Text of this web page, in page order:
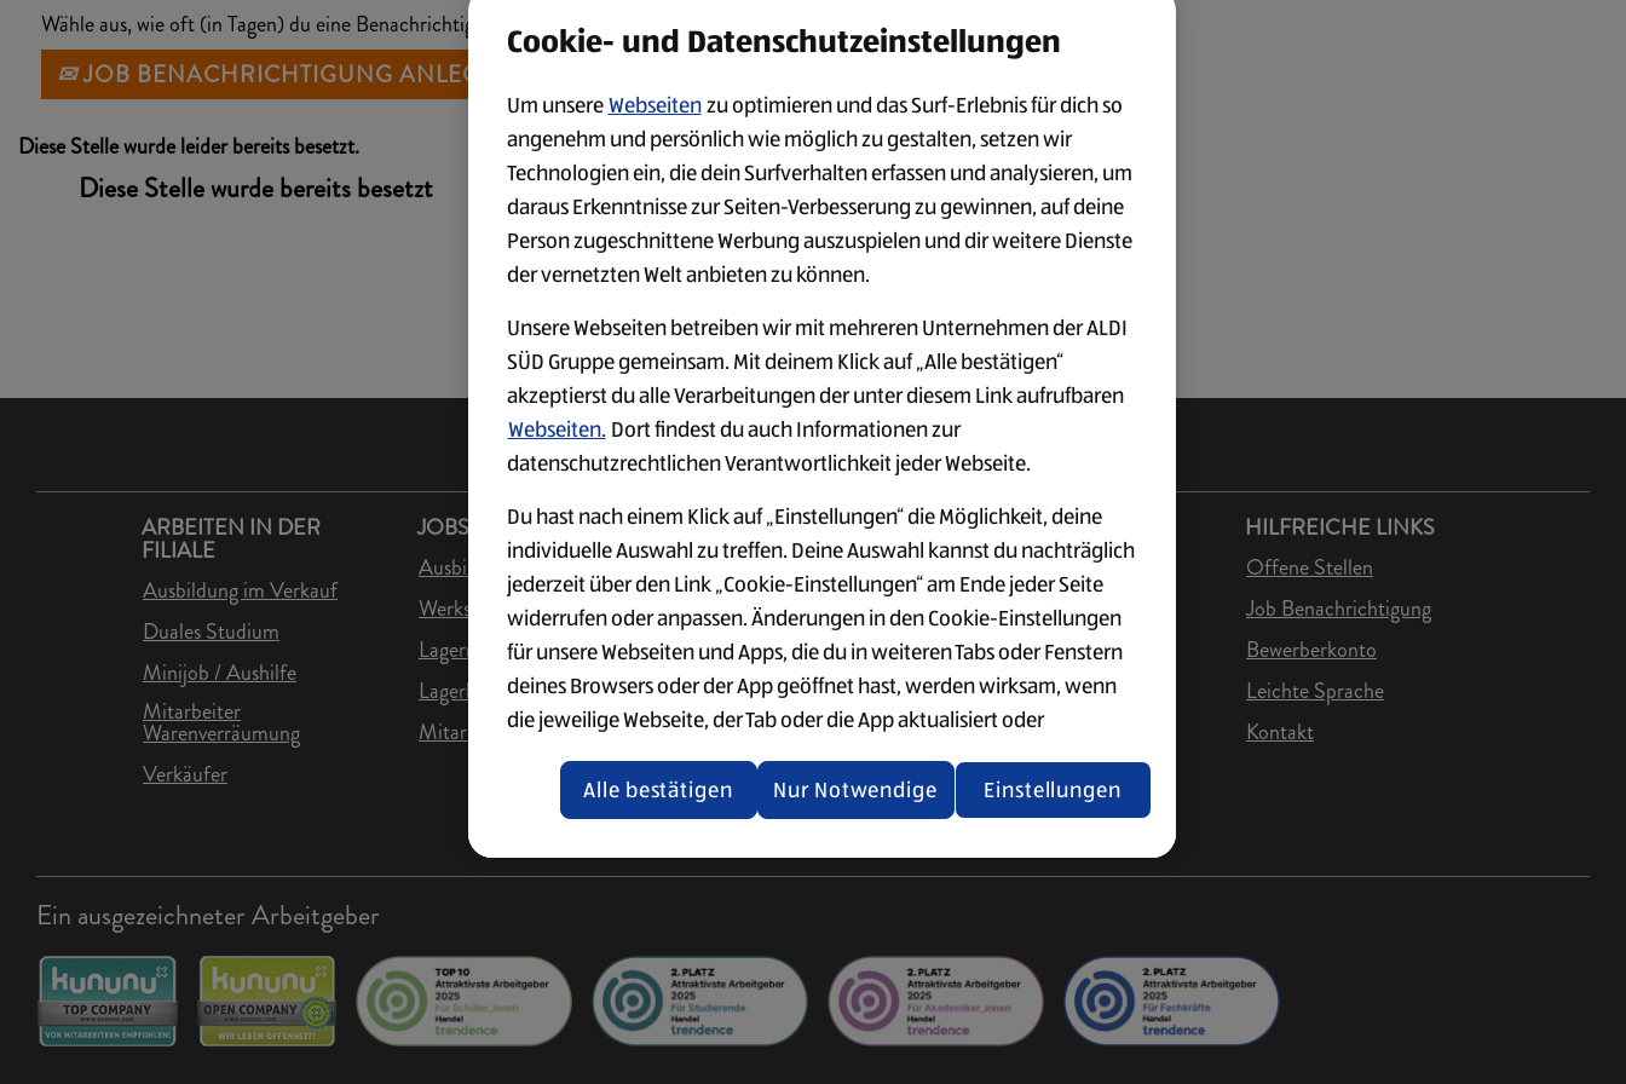
Wähle aus, wie oft (in Tagen) du eine Benachrichtigung erhalten möchtest:
JOB BENACHRICHTIGUNG ANLEGEN
Diese Stelle wurde leider bereits besetzt.
Diese Stelle wurde bereits besetzt
ARBEITEN IN DER
FILIALE
Ausbildung im Verkauf
Duales Studium
Minijob / Aushilfe
Mitarbeiter
Warenverräumung
Verkäufer
JOBS IM LAGER
Ausbildung in der Logistik
Werkstudent Logistik
Lagermitarbeiter
Lagerhelfer
Mitarbeiter Logistik
JOBS IN DER
VERWALTUNG
Ausbildung im Büro
Einkauf & Qualitätswesen
Supply Chain Management
IT
Einstiegsmöglichkeiten
ARBEITGEBER ALDI
SÜD
Vorteile
Gehalt
Standorte
Bewerbung
Internationale Karriere
HILFREICHE LINKS
Offene Stellen
Job Benachrichtigung
Bewerberkonto
Leichte Sprache
Kontakt
Ein ausgezeichneter Arbeitgeber
Cookie- und Datenschutzeinstellungen
Um unsereWebseitenzu optimieren und das Surf-Erlebnis für dich so
angenehm und persönlich wie möglich zu gestalten, setzen wir
Technologien ein, die dein Surfverhalten erfassen und analysieren, um
daraus Erkenntnisse zur Seiten-Verbesserung zu gewinnen, auf deine
Person zugeschnittene Werbung auszuspielen und dir weitere Dienste
der vernetzten Welt anbieten zu können.
Unsere Webseiten betreiben wir mit mehreren Unternehmen der ALDI
SÜD Gruppe gemeinsam. Mit deinem Klick auf „Alle bestätigen“
akzeptierst du alle Verarbeitungen der unter diesem Link aufrufbaren
Webseiten. Dort findest du auch Informationen zur
datenschutzrechtlichen Verantwortlichkeit jeder Webseite.
Du hast nach einem Klick auf „Einstellungen“ die Möglichkeit, deine
individuelle Auswahl zu treffen. Deine Auswahl kannst du nachträglich
jederzeit über den Link „Cookie-Einstellungen“ am Ende jeder Seite
widerrufen oder anpassen. Änderungen in den Cookie-Einstellungen
für unsere Webseiten und Apps, die du in weiteren Tabs oder Fenstern
deines Browsers oder der App geöffnet hast, werden wirksam, wenn
die jeweilige Webseite, der Tab oder die App aktualisiert oder
geschlossen und anschließend wieder geöffnet werden.
Weitere Informationen stellen wir dir in unserer Datenschutzerklärung
Einstellungen
Nur Notwendige
Alle bestätigen